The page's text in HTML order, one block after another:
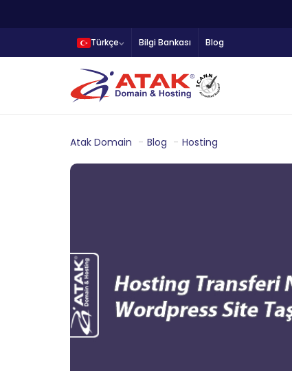
Türkçe Bilgi Bankası Blog
Atak Domain Blog Hosting